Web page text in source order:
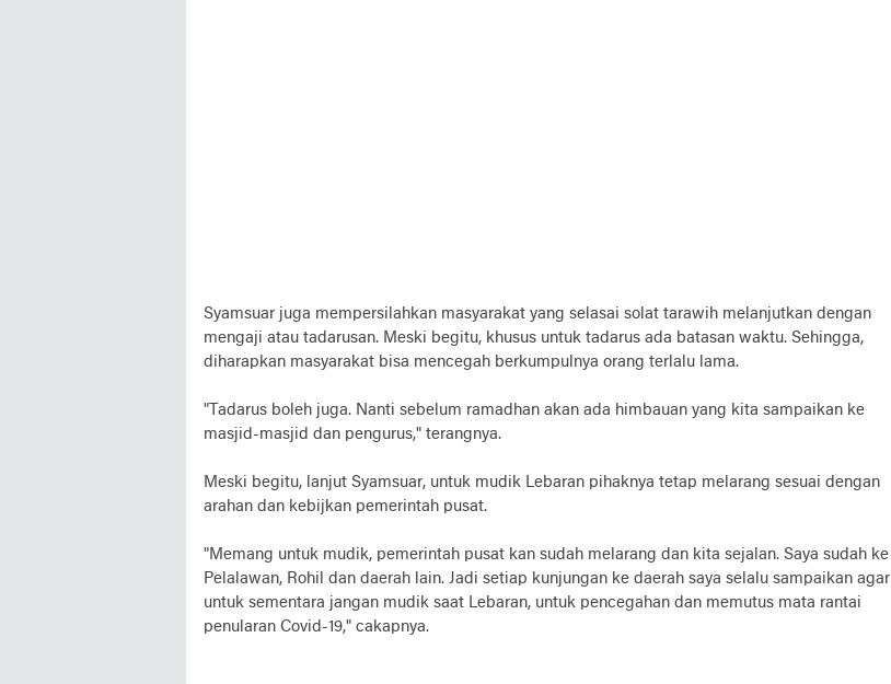
Syamsuar juga mempersilahkan masyarakat yang selasai solat tarawih melanjutkan dengan
mengaji atau tadarusan. Meski begitu, khusus untuk tadarus ada batasan waktu. Sehingga,
diharapkan masyarakat bisa mencegah berkumpulnya orang terlalu lama.
"Tadarus boleh juga. Nanti sebelum ramadhan akan ada himbauan yang kita sampaikan ke
masjid-masjid dan pengurus," terangnya.
Meski begitu, lanjut Syamsuar, untuk mudik Lebaran pihaknya tetap melarang sesuai dengan
arahan dan kebijkan pemerintah pusat.
"Memang untuk mudik, pemerintah pusat kan sudah melarang dan kita sejalan. Saya sudah ke
Pelalawan, Rohil dan daerah lain. Jadi setiap kunjungan ke daerah saya selalu sampaikan agar
untuk sementara jangan mudik saat Lebaran, untuk pencegahan dan memutus mata rantai
penularan Covid-19," cakapnya.